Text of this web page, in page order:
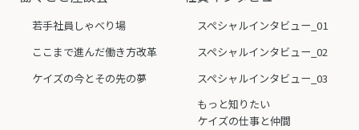
若手社員しゃべり場
ここまで進んだ働き方改革
ケイズの今とその先の夢
スペシャルインタビュー_01
スペシャルインタビュー_02
スペシャルインタビュー_03
もっと知りたい
ケイズの仕事と仲間